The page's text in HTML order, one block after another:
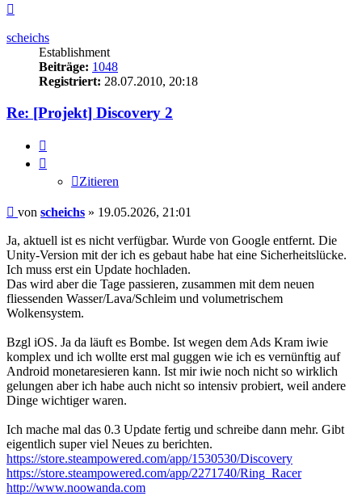
scheichs
Establishment
Beiträge: 1048
Registriert: 28.07.2010, 20:18
Re: [Projekt] Discovery 2
Zitieren
Beitrag
von scheichs » 19.05.2026, 21:01
Ja, aktuell ist es nicht verfügbar. Wurde von Google entfernt. Die
Unity-Version mit der ich es gebaut habe hat eine Sicherheitslücke.
Ich muss erst ein Update hochladen.
Das wird aber die Tage passieren, zusammen mit dem neuen
fliessenden Wasser/Lava/Schleim und volumetrischem
Wolkensystem.
Bzgl iOS. Ja da läuft es Bombe. Ist wegen dem Ads Kram iwie
komplex und ich wollte erst mal guggen wie ich es vernünftig auf
Android monetaresieren kann. Ist mir iwie noch nicht so wirklich
gelungen aber ich habe auch nicht so intensiv probiert, weil andere
Dinge wichtiger waren.
Ich mache mal das 0.3 Update fertig und schreibe dann mehr. Gibt
eigentlich super viel Neues zu berichten.
https://store.steampowered.com/app/1530530/Discovery
https://store.steampowered.com/app/2271740/Ring_Racer
http://www.noowanda.com